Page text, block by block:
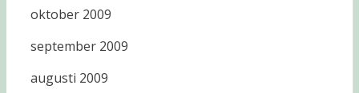
oktober 2009
september 2009
augusti 2009